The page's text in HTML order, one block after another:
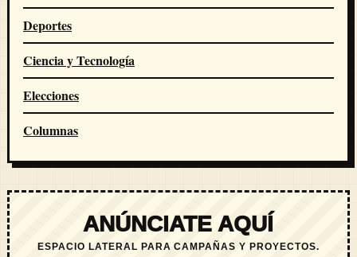
Deportes
Ciencia y Tecnología
Elecciones
Columnas
ANÚNCIATE AQUÍ
ESPACIO LATERAL PARA CAMPAÑAS Y PROYECTOS.